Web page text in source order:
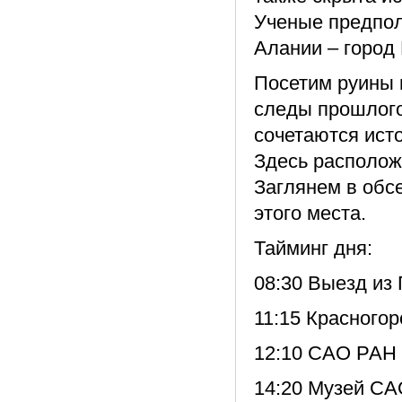
Ученые
Алании – город
Посетим руины
следы
сочетаются
Здесь
Заглянем в
этого места.
Тайминг дня:
08:30 Выезд из
11:15
12:10 САО РАН
14:20 Музей